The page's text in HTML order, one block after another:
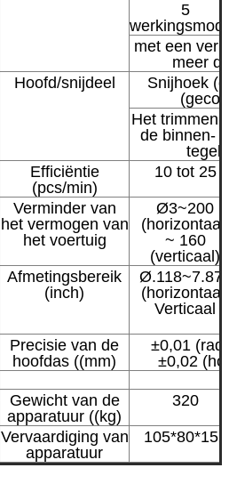
5
met een
meer
Hoofd/snijdeel
Snijhoek
Het trimmen
de binnen-
Efficiëntie
(pcs/min)
10 tot 25
Verminder van
het vermogen van
het voertuig
Ø3~200
(horizontaal)
~ 160
(verticaal)
Afmetingsbereik
(inch)
(horizontaal)
Verticaal
Precisie van de
hoofdas ((mm)
±0,01
±0,02
Gewicht van de
apparatuur ((kg)
320
Vervaardiging van
apparatuur
105*80*152